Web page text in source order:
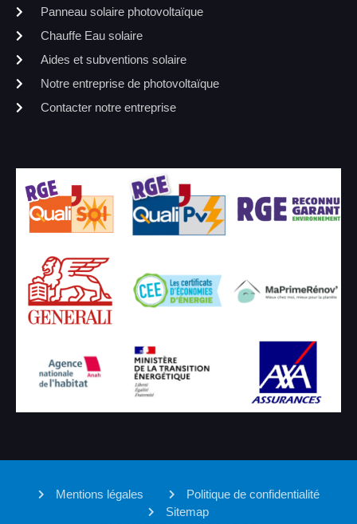
Panneau solaire photovoltaïque
Chauffe Eau solaire
Aides et subventions solaire
Notre entreprise de photovoltaïque
Contacter notre entreprise
Mentions légales
Politique de confidentialité
Sitemap